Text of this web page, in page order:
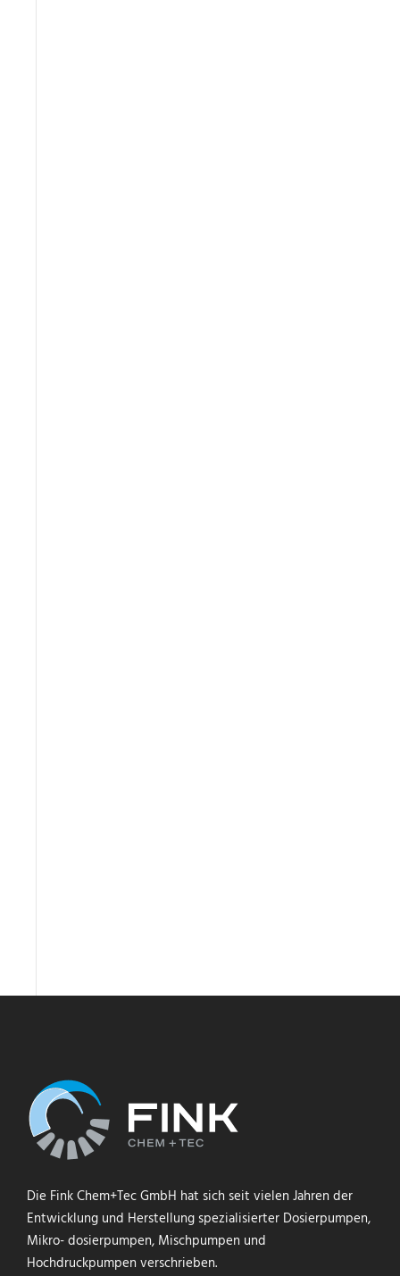
Die Fink Chem+Tec GmbH hat sich seit vielen Jahren der
Entwicklung und Herstellung spezialisierter Dosierpumpen,
Mikro- dosierpumpen, Mischpumpen und
Hochdruckpumpen verschrieben.